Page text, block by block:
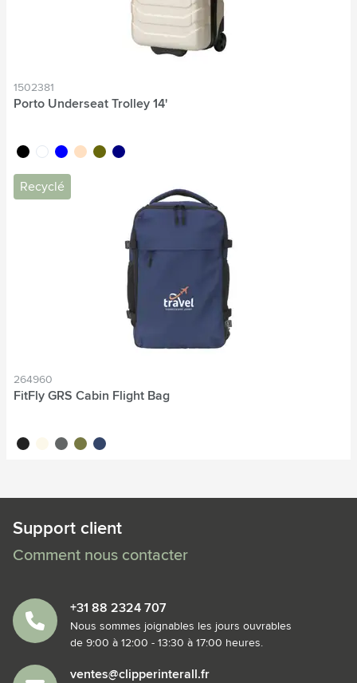
1502381
Porto Underseat Trolley 14'
noir blancbleu beigevert olivebleu marine
Recyclé
264960
FitFly GRS Cabin Flight Bag
noir blanc cassé
gris vert olivebleu marine
Support client
Comment nous contacter
+31 88 2324 707
Nous sommes joignables les jours ouvrables
de 9:00 à 12:00 - 13:30 à 17:00 heures.
ventes@clipperinterall.fr